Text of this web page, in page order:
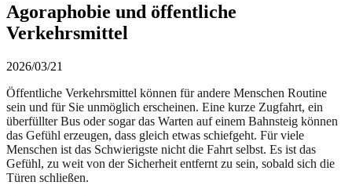
Agoraphobie und öffentliche
Verkehrsmittel
2026/03/21
Öffentliche Verkehrsmittel können für andere Menschen Routine
sein und für Sie unmöglich erscheinen. Eine kurze Zugfahrt, ein
überfüllter Bus oder sogar das Warten auf einem Bahnsteig können
das Gefühl erzeugen, dass gleich etwas schiefgeht. Für viele
Menschen ist das Schwierigste nicht die Fahrt selbst. Es ist das
Gefühl, zu weit von der Sicherheit entfernt zu sein, sobald sich die
Türen schließen.